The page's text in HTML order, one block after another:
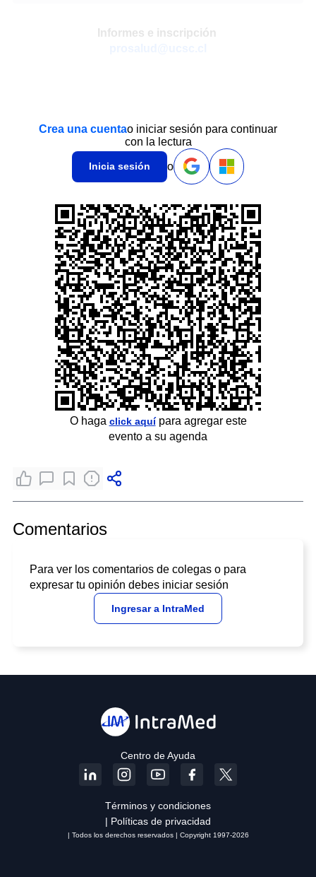
Informes e inscripción
Crea una cuentao iniciar sesión para continuar
con la lectura
Inicia sesión o
O haga click aquípara agregar este
evento a su agenda
Comentarios
Para ver los comentarios de colegas o para
expresar tu opinión debes iniciar sesión
Ingresar a IntraMed
Centro de Ayuda
Términos y condiciones
| Políticas de privacidad
| Todos los derechos reservados | Copyright 1997-2026